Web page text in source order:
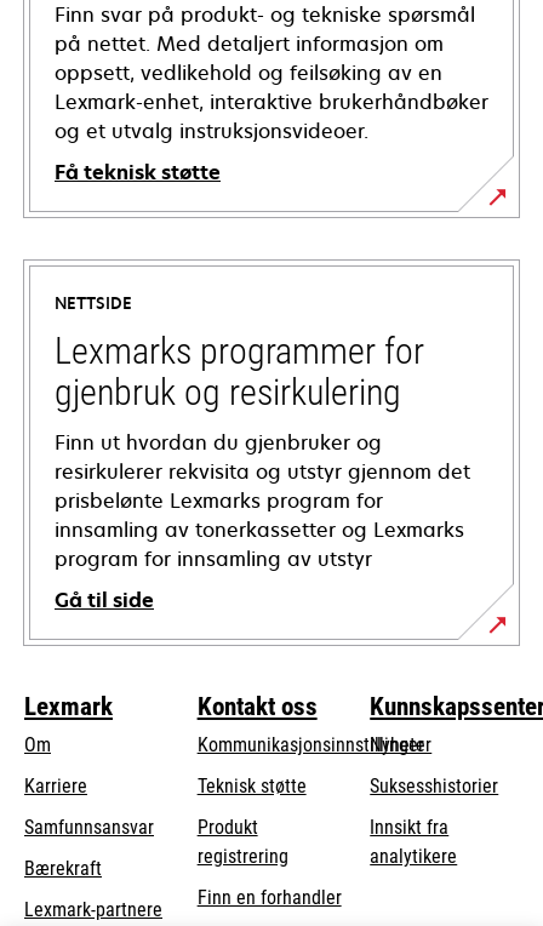
Finn svar på produkt- og tekniske spørsmål
på nettet. Med detaljert informasjon om
oppsett, vedlikehold og feilsøking av en
Lexmark-enhet, interaktive brukerhåndbøker
og et utvalg instruksjonsvideoer.
Få teknisk støtte
opens
in
new
tab
NETTSIDE
Lexmarks programmer for
gjenbruk og resirkulering
Finn ut hvordan du gjenbruker og
resirkulerer rekvisita og utstyr gjennom det
prisbelønte Lexmarks program for
innsamling av tonerkassetter og Lexmarks
program for innsamling av utstyr
Gå til side
Lexmark
Om
Karriere
Samfunnsansvaropens
new
Bærekraft
Lexmark-partnere
Kontakt oss
Kommunikasjonsinnstillinger
Teknisk støtteopens
tab
Produkt
registrering
Finn en forhandler
Nyheter
Suksesshistorier
Innsikt fra
analytikere